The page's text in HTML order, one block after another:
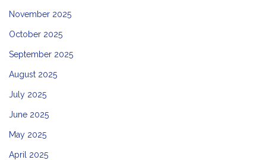
November 2025
October 2025
September 2025
August 2025
July 2025
June 2025
May 2025
April 2025